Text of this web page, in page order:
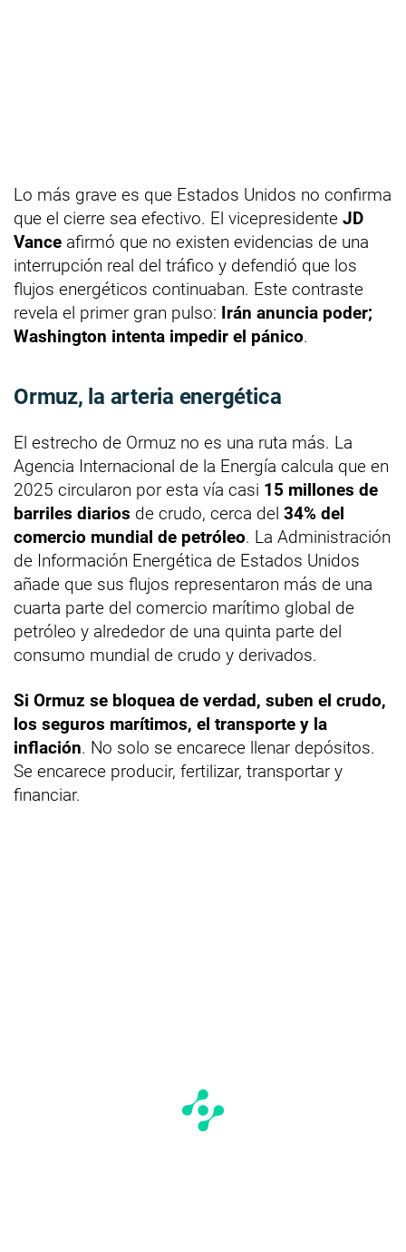
Lo más grave es que Estados Unidos no confirma
que el cierre sea efectivo. El vicepresidente JD
Vance afirmó que no existen evidencias de una
interrupción real del tráfico y defendió que los
flujos energéticos continuaban. Este contraste
revela el primer gran pulso: Irán anuncia poder;
Washington intenta impedir el pánico.
Ormuz, la arteria energética
El estrecho de Ormuz no es una ruta más. La
Agencia Internacional de la Energía calcula que en
2025 circularon por esta vía casi 15 millones de
barriles diarios de crudo, cerca del 34% del
comercio mundial de petróleo. La Administración
de Información Energética de Estados Unidos
añade que sus flujos representaron más de una
cuarta parte del comercio marítimo global de
petróleo y alrededor de una quinta parte del
consumo mundial de crudo y derivados.
Si Ormuz se bloquea de verdad, suben el crudo,
los seguros marítimos, el transporte y la
inflación. No solo se encarece llenar depósitos.
Se encarece producir, fertilizar, transportar y
financiar.